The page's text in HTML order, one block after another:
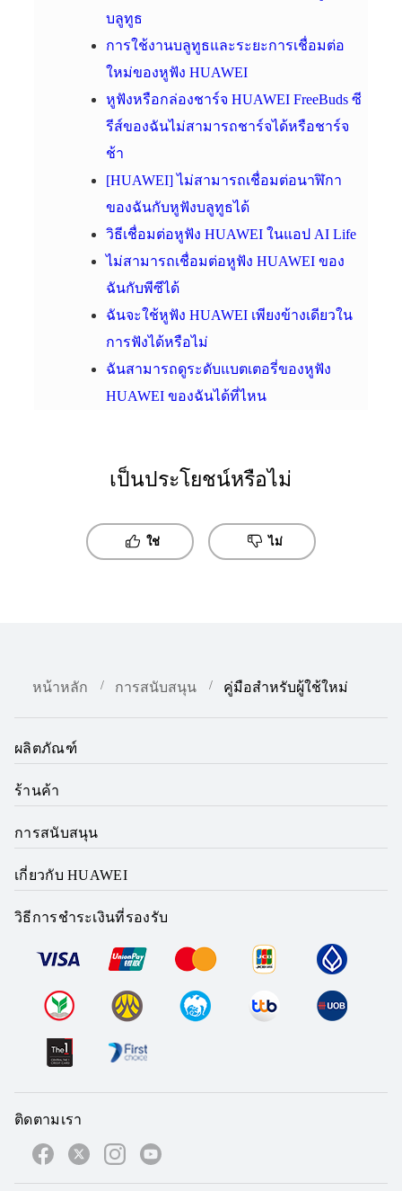
บลูทูธ
การใช้งานบลูทูธและระยะการเชื่อมต่อ
ใหม่ของหูฟัง HUAWEI
หูฟังหรือกล่องชาร์จ HUAWEI FreeBuds ซี
รีส์ของฉันไม่สามารถชาร์จได้หรือชาร์จ
ช้า
[HUAWEI] ไม่สามารถเชื่อมต่อนาฬิกา
ของฉันกับหูฟังบลูทูธได้
วิธีเชื่อมต่อหูฟัง HUAWEI ในแอป AI Life
ไม่สามารถเชื่อมต่อหูฟัง HUAWEI ของ
ฉันกับพีซีได้
ฉันจะใช้หูฟัง HUAWEI เพียงข้างเดียวใน
การฟังได้หรือไม่
ฉันสามารถดูระดับแบตเตอรี่ของหูฟัง
HUAWEI ของฉันได้ที่ไหน
เป็นประโยชน์หรือไม่
ใช่ ไม่
หน้าหลัก การสนับสนุน คู่มือสำหรับผู้ใช้ใหม่
ผลิตภัณฑ์
ร้านค้า
การสนับสนุน
เกี่ยวกับ HUAWEI
วิธีการชำระเงินที่รองรับ
ติดตามเรา